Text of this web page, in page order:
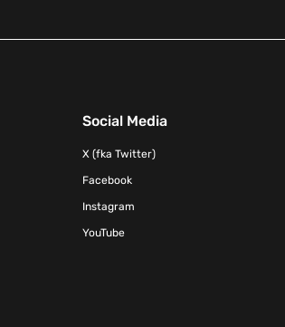
Social Media
X (fka Twitter)
Facebook
Instagram
YouTube